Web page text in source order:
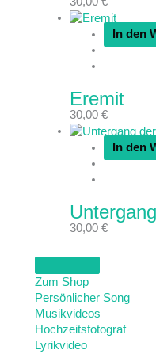
In den
Eremit
30,00 €
In den
30,00 €
Zum Shop
Persönlicher Song
Musikvideos
Hochzeitsfotograf
Lyrikvideo